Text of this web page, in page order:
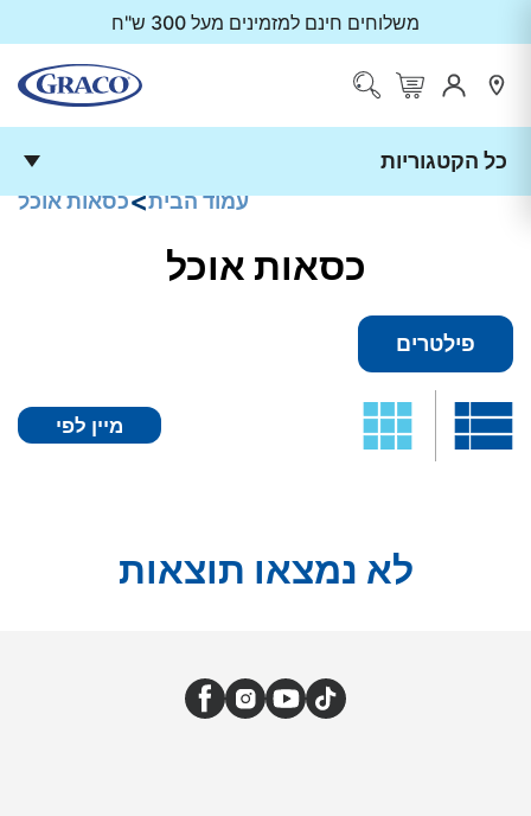
משלוחים חינם למזמינים מעל 300 ש"ח
כל הקטגוריות
כסאות אוכל<עמוד הבית
כסאות אוכל
פילטרים
מיין לפי
לא נמצאו תוצאות